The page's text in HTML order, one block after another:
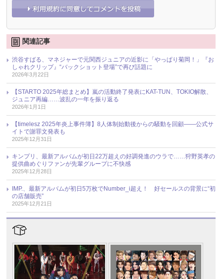
関連記事
渋谷すばる、マネジャーで元関西ジュニアの近影に「やっぱり菊岡！」『お
しゃれクリップ』“バックショット登場”で再び話題に
2026年3月22日
【STARTO 2025年総まとめ】嵐の活動終了発表にKAT-TUN、TOKIO解散、
ジュニア再編……波乱の一年を振り返る
2026年1月1日
【timelesz 2025年炎上事件簿】8人体制始動後からの騒動を回顧――公式サ
イトで謝罪文発表も
2025年12月31日
キンプリ、最新アルバムが初日22万超えの好調発進のウラで……狩野英孝の
提供曲めぐりファンが先輩グループに不快感
2025年12月28日
IMP.、最新アルバムが初日5万枚でNumber_i超え！ 好セールスの背景に“初
の店舗販売”
2025年12月21日